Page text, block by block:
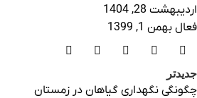
اردیبهشت 28, 1404
فعال بهمن 1, 1399
جدیدتر
چگونگی نگهداری گیاهان در زمستان